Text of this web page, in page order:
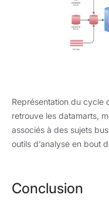
Représentation du cycle
retrouve les datamarts,
associés à des sujets
outils d’analyse en bout
Conclusion